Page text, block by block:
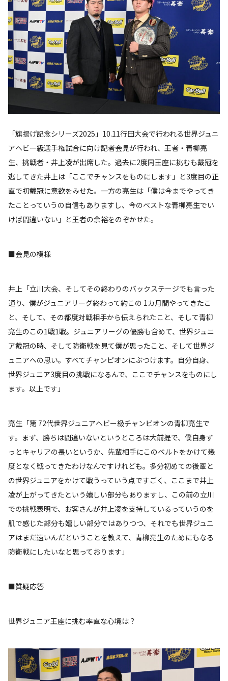
「旗揚げ記念シリーズ2025」10.11行田大会で行われる世界ジュニ
アヘビー級選手権試合に向け記者会見が行われ、王者・青柳亮
生、挑戦者・井上凌が出席した。過去に2度同王座に挑むも戴冠を
逃してきた井上は「ここでチャンスをものにします」と3度目の正
直で初戴冠に意欲をみせた。一方の亮生は「僕は今までやってき
たことっていうの自信もありますし、今のベストな青柳亮生でい
けば間違いない」と王者の余裕をのぞかせた。
■会見の模様
井上「立川大会、そしてその終わりのバックステージでも言った
通り、僕がジュニアリーグ終わって約この 1カ月間やってきたこ
と、そして、その都度対戦相手から伝えられたこと、そして青柳
亮生のこの1戦1戦。ジュニアリーグの優勝も含めて、世界ジュニ
ア戴冠の時、そして防衛戦を見て僕が思ったこと、そして世界ジ
ュニアへの思い。すべてチャンピオンにぶつけます。自分自身、
世界ジュニア3度目の挑戦になるんで、ここでチャンスをものにし
ます。以上です」
亮生「第 72代世界ジュニアヘビー級チャンピオンの青柳亮生で
す。まず、勝ちは間違いないというところは大前提で、僕自身ず
っとキャリアの長いというか、先輩相手にこのベルトをかけて幾
度となく戦ってきたわけなんですけれども。多分初めての後輩と
の世界ジュニアをかけて戦うっていう点ですごく、ここまで井上
凌が上がってきたという嬉しい部分もありますし、この前の立川
での挑戦表明で、お客さんが井上凌を支持しているっていうのを
肌で感じた部分も嬉しい部分ではありつつ、それでも世界ジュニ
アはまだ遠いんだということを教えて、青柳亮生のためにもなる
防衛戦にしたいなと思っております」
■質疑応答
――世界ジュニア王座に挑む率直な心境は？